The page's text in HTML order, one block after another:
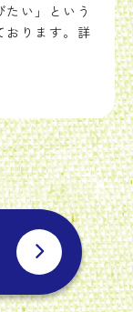
い」という
おります。詳